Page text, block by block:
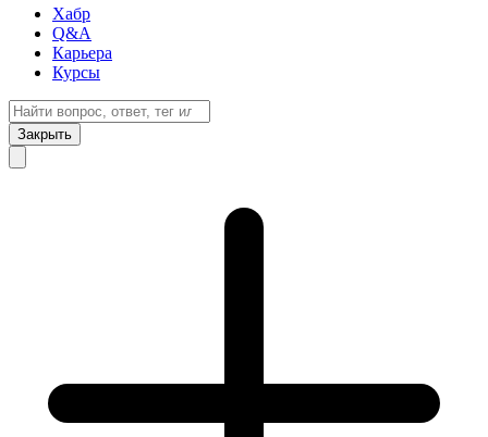
Хабр
Q&A
Карьера
Курсы
Закрыть